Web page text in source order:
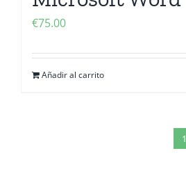
€75.00
Añadir al carrito
1